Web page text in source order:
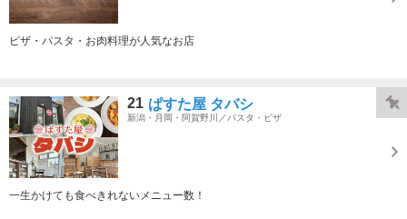
ピザ・パスタ・お肉料理が人気なお店
21 ぱすた屋 タバシ
新潟・月岡・阿賀野川／パスタ・ピザ
一生かけても食べきれないメニュー数！